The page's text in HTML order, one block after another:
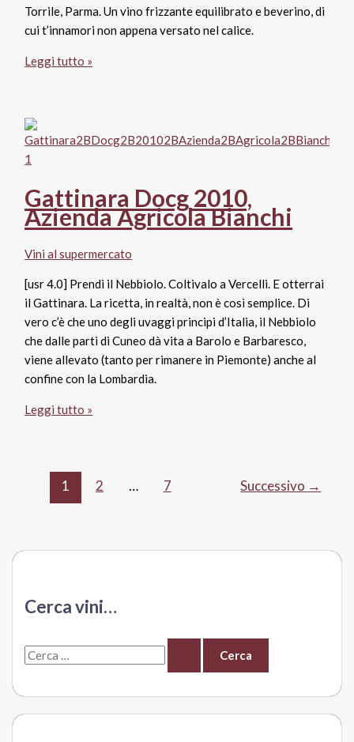
Torrile, Parma. Un vino frizzante equilibrato e beverino, di
cui t’innamori non appena versato nel calice.
Lambrusco
Otello
200,
Cantine
1938
Leggi tutto »
Gattinara Docg 2010,
Azienda Agricola Bianchi
Vini al supermercato
[usr 4.0] Prendi il Nebbiolo. Coltivalo a Vercelli. E otterrai
il Gattinara. La ricetta, in realtà, non è così semplice. Di
vero c’è che uno degli uvaggi principi d’Italia, il Nebbiolo
che dalle parti di Cuneo dà vita a Barolo e Barbaresco,
viene allevato (tanto per rimanere in Piemonte) anche al
confine con la Lombardia.
Gattinara
Agricola
Bianchi
Leggi tutto »
1 2 … 7 Successivo →
Cerca vini…
C
r